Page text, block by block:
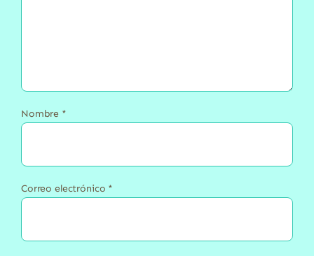
Nombre *
Correo electrónico *